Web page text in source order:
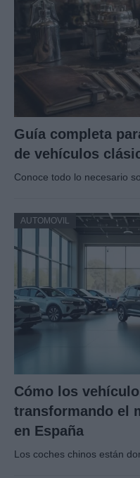
Guía completa
de vehículos
Conoce todo lo necesario
AUTOMOVIL
Cómo los
transformando el
en España
Los coches chinos están